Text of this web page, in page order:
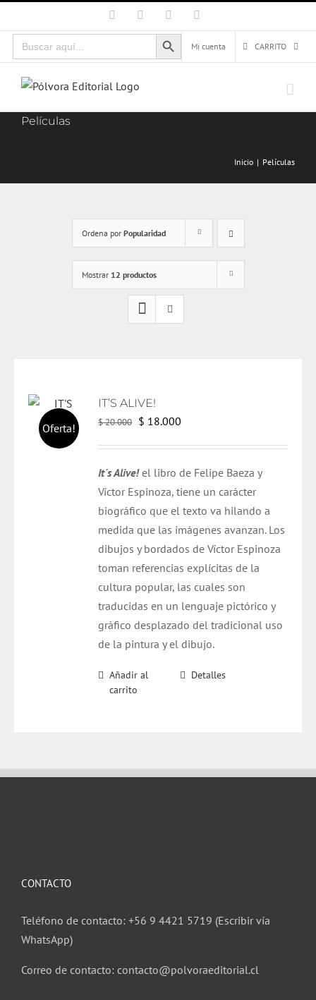
al
contenido
Facebook Instagram
Buscar:
Botón de búsqueda
Mi cuenta
CARRITO
Películas
Inicio Películas
Ordena por Popularidad
Mostrar 12 productos
Oferta!
IT’S ALIVE!
$20.000 El
era:
$ 20.000.
$ 18.000
es:
$ 18.000.
It´s Alive!el libro de Felipe Baeza y
Víctor Espinoza, tiene un carácter
biográfico que el texto va hilando a
medida que las imágenes avanzan. Los
dibujos y bordados de Víctor Espinoza
toman referencias explícitas de la
cultura popular, las cuales son
traducidas en un lenguaje pictórico y
gráfico desplazado del tradicional uso
de la pintura y el dibujo.
Añadir al
carrito
Detalles
CONTACTO
Teléfono de contacto: +56 9 4421 5719 (Escribir vía
WhatsApp)
Correo de contacto: contacto@polvoraeditorial.cl